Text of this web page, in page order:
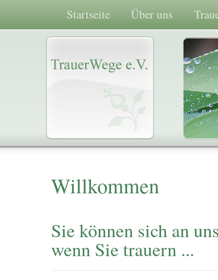
Startseite Über uns
Willkommen
Sie können sich an
wenn Sie trauern ...